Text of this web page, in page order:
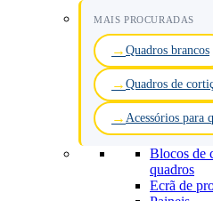
MAIS PROCURADAS
Quadros brancos
Quadros de
Acessórios para
Blocos de
quadros
Ecrã de